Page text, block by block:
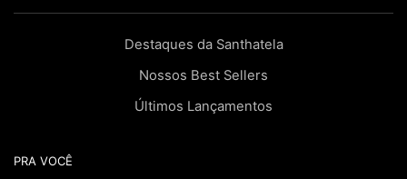
Destaques da Santhatela
Nossos Best Sellers
Últimos Lançamentos
PRA VOCÊ